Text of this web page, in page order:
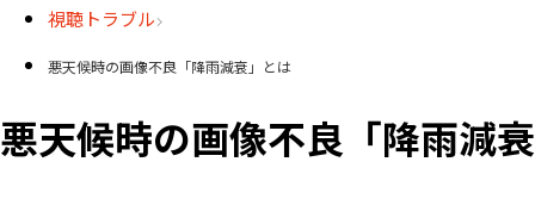
視聴トラブル
悪天候時の画像不良「降雨減衰」とは
悪天候時の画像不良「降雨減